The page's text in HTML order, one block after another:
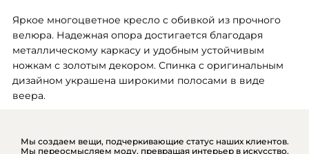
Яркое многоцветное кресло с обивкой из прочного
велюра. Надежная опора достигается благодаря
металлическому каркасу и удобным устойчивым
ножкам с золотым декором. Спинка с оригинальным
дизайном украшена широкими полосами в виде
веера.
Мы создаем вещи, подчеркивающие статус наших клиентов.
Мы переосмысляем моду, превращая интерьер в искусство.